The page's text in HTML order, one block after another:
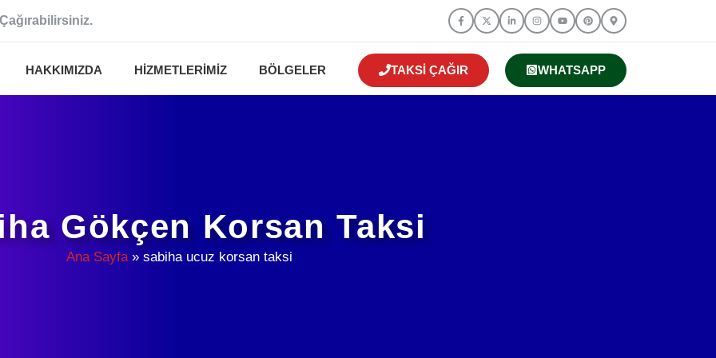
HAKKIMIZDA HIZMETLERIMIZ BÖLGELER TAKSI ÇAĞIR WHATSAPP
Gökçen Korsan Taksi
Ana Sayfa» sabiha ucuz korsan taksi